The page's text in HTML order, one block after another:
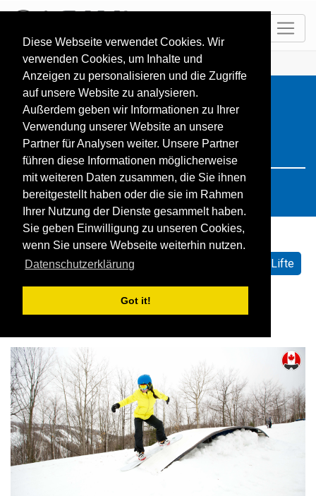
Diese Webseite verwendet Cookies. Wir
verwenden Cookies, um Inhalte und
Anzeigen zu personalisieren und die Zugriffe
auf unsere Website zu analysieren.
Außerdem geben wir Informationen zu Ihrer
Verwendung unserer Website an unsere
Partner für Analysen weiter. Unsere Partner
führen diese Informationen möglicherweise
mit weiteren Daten zusammen, die Sie ihnen
bereitgestellt haben oder die sie im Rahmen
Ihrer Nutzung der Dienste gesammelt haben.
Sie geben Einwilligung zu unseren Cookies,
wenn Sie unsere Webseite weiterhin nutzen.
Datenschutzerklärung
Got it!
HOME Resorts Search: kanada
Sortieren nach: Standard
Geöffnete Lifte
Schneehöhe
Schneeprognose